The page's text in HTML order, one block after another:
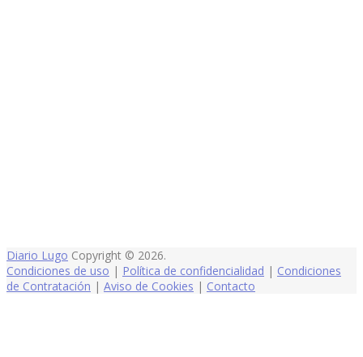
Diario Lugo Copyright © 2026.
Condiciones de uso | Política de confidencialidad | Condiciones
de Contratación | Aviso de Cookies | Contacto